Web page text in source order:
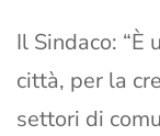
Il Sindaco:
città, per la
settori di